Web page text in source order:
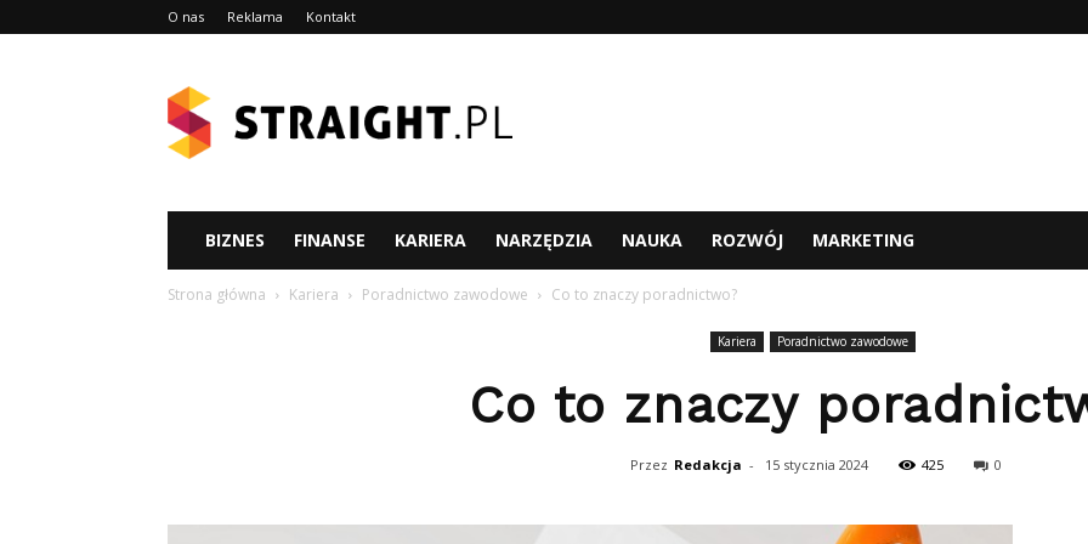
O nas Reklama Kontakt
BIZNES FINANSE KARIERA NARZĘDZIA NAUKA ROZWÓJ MARKETING
Strona główna Kariera Poradnictwo zawodowe Co to znaczy poradnictwo?
Kariera Poradnictwo zawodowe
Co to znaczy
Przez Redakcja - 15 stycznia 2024 425 0